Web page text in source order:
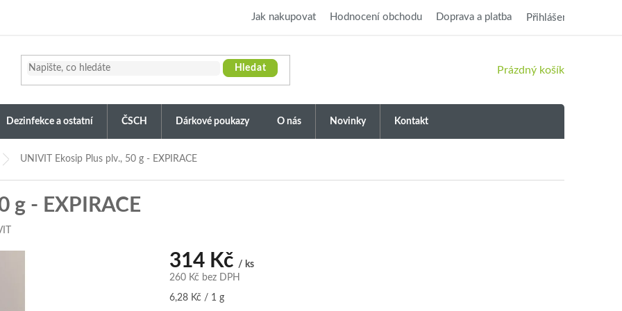
Jak nakupovat Hodnocení obchodu Doprava a platba Přihlášení
Hledat
NÁKUPNÍ
Prázdný košík
Dezinfekce a ostatní ČSCH Dárkové poukazy O nás Novinky Kontakt
UNIVIT Ekosip Plus plv., 50 g - EXPIRACE
g - EXPIRACE
314 Kč / ks
260 Kč bez DPH
Měrná
6,28 Kč / 1 g